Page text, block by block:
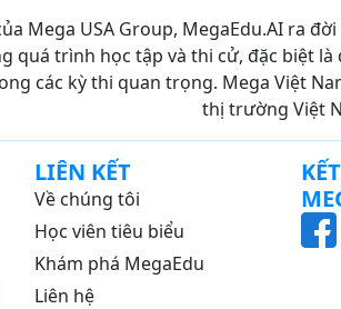
30
58
TỬ
34
NGHIỆP
Mega USA Group, MegaEdu.AI ra
quá trình học tập và thi cử, đặc biệt
các kỳ thi quan trọng. Mega Việt
thị trường Việt
LIÊN KẾT
Về chúng tôi
Học viên tiêu biểu
Khám phá MegaEdu
Liên hệ